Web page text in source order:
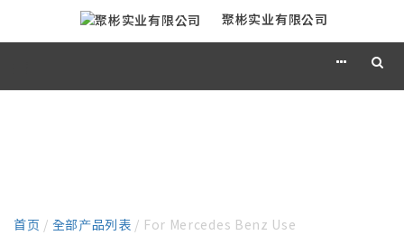
聚彬实业有限公司
首页 / 全部产品列表 / For Mercedes Benz Use